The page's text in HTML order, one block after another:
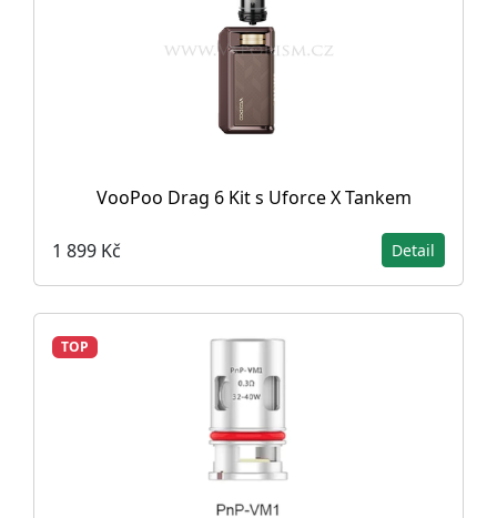
VooPoo Drag 6 Kit s Uforce X Tankem
1 899 Kč Detail
TOP